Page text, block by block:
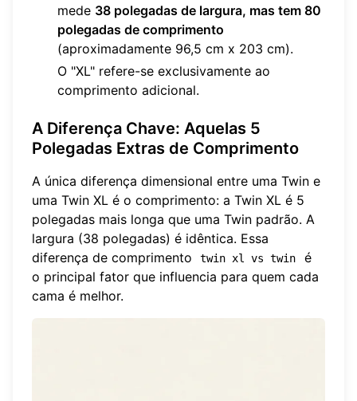
mede 38 polegadas de largura, mas tem 80
polegadas de comprimento
(aproximadamente 96,5 cm x 203 cm).
O "XL" refere-se exclusivamente ao
comprimento adicional.
A Diferença Chave: Aquelas 5
Polegadas Extras de Comprimento
A única diferença dimensional entre uma Twin e
uma Twin XL é o comprimento: a Twin XL é 5
polegadas mais longa que uma Twin padrão. A
largura (38 polegadas) é idêntica. Essa
diferença de comprimento
twin xl vs twin
é
o principal fator que influencia para quem cada
cama é melhor.